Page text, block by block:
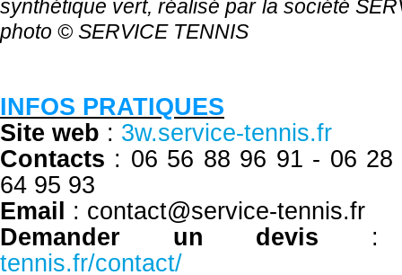
synthétique vert, réalisé par la société
photo © SERVICE TENNIS
INFOS PRATIQUES
Site web : 3w.service-tennis.fr
Contacts : 06 56 88 96 91 - 06
64 95 93
Email : contact@service-tennis.fr
Demander un devis
tennis.fr/contact/